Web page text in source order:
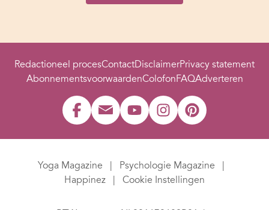
Redactioneel procesContactDisclaimerPrivacy statement
AbonnementsvoorwaardenColofonFAQAdverteren
Yoga Magazine
Psychologie Magazine
Happinez
Cookie Instellingen